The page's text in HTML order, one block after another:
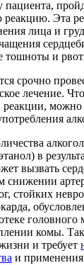
пациента,
реакцию. Эта
лица и
тошноты и
срочно
лечение.
можно
в
вызвать
снижении
стойких
головного
комы.
и требует
и